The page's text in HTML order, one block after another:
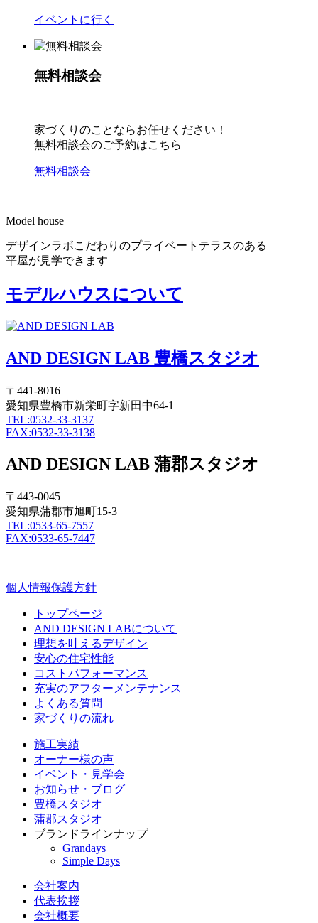
イベントに行く
無料相談会
家づくりのことならお任せください！
無料相談会のご予約はこちら
無料相談会
Model house
デザインラボこだわりのプライベートテラスのある
平屋が見学できます
モデルハウスについて
AND DESIGN LAB 豊橋スタジオ
〒441-8016
愛知県豊橋市新栄町字新田中64-1
TEL:0532-33-3137
FAX:0532-33-3138
AND DESIGN LAB 蒲郡スタジオ
〒443-0045
愛知県蒲郡市旭町15-3
TEL:0533-65-7557
FAX:0533-65-7447
個人情報保護方針
トップページ
AND DESIGN LABについて
理想を叶えるデザイン
安心の住宅性能
コストパフォーマンス
充実のアフターメンテナンス
よくある質問
家づくりの流れ
施工実績
オーナー様の声
イベント・見学会
お知らせ・ブログ
豊橋スタジオ
蒲郡スタジオ
ブランドラインナップ
Grandays
Simple Days
会社案内
代表挨拶
会社概要